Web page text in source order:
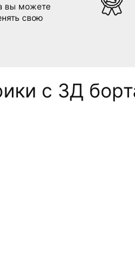
вы можете
свою
c 3Д